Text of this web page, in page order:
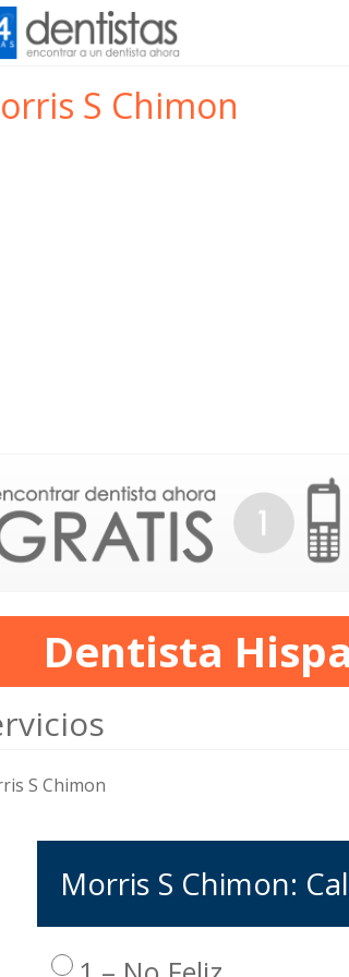
S Chimon
Dentista
S Chimon
Morris S Chimon: